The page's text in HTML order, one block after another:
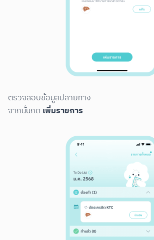
ตรวจสอบข้อมูลปลายทาง
จากนั้นกด เพิ่มรายการ